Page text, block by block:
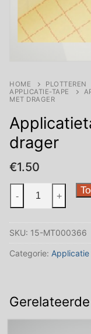
HOME PLOTTEREN
APPLICATIE-TAPE
MET DRAGER
drager
€1.50
Applicatietape
30CM
drager
aantal
- +
SKU: 15-MT000366
Categorie: Applicatie